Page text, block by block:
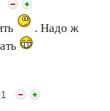
. Надо ж
1